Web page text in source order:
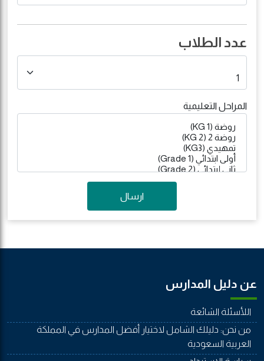
عدد الطلاب
المراحل التعليمية
ارسال
عن دليل المدارس
اللأسئلة الشائعة
من نحن: دليلك الشامل لاختيار أفضل المدارس في المملكة
العربية السعودية